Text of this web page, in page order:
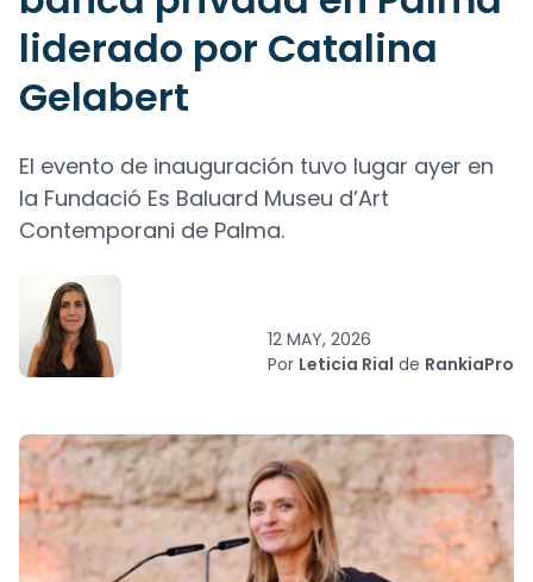
liderado por Catalina
Gelabert
El evento de inauguración tuvo lugar ayer en
la Fundació Es Baluard Museu d’Art
Contemporani de Palma.
12 MAY, 2026
Por Leticia Rial de RankiaPro